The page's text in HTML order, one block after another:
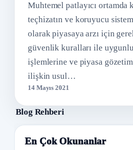
Muhtemel patlayıcı ortamda
teçhizatın ve koruyucu
olarak piyasaya arzı için
güvenlik kuralları ile
işlemlerine ve piyasa
ilişkin usul…
14 Mayıs 2021
Blog Rehberi
En Çok Okunanlar